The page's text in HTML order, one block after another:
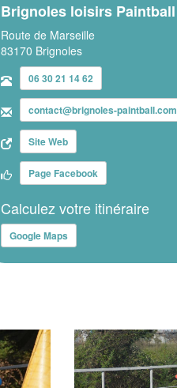
Brignoles loisirs Paintball
Route de Marseille
83170 Brignoles
06 30 21 14 62
contact@brignoles-paintball.com
Site Web
Page Facebook
Calculez votre itinéraire
Google Maps